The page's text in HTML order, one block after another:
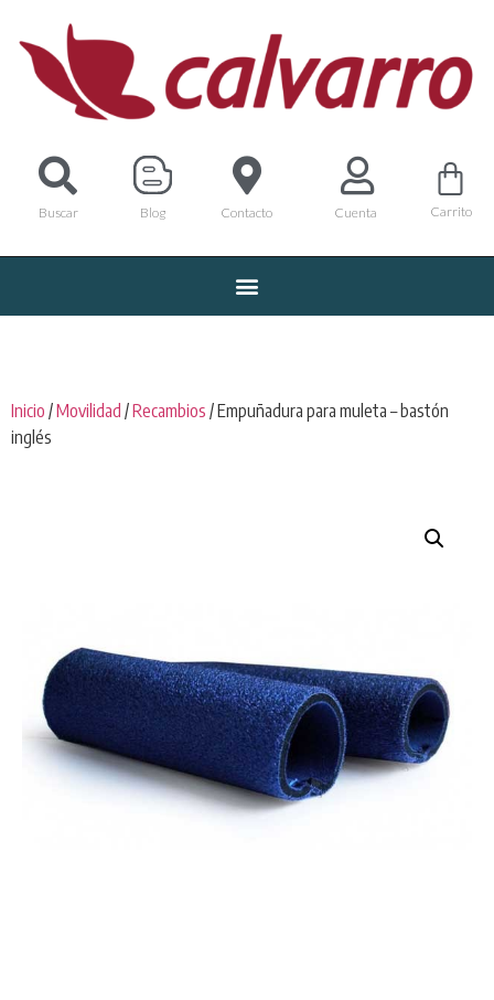
Buscar Blog Contacto Cuenta Carrito
Inicio /Movilidad /Recambios / Empuñadura para muleta – bastón
inglés